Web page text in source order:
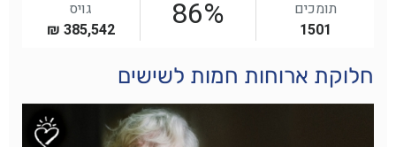
חלוקת ארוחות חמות לשישים